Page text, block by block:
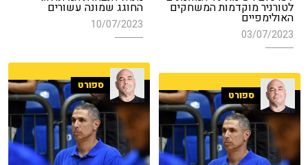
החוגג שמונה עשורים
10/07/2023
לטורניר מוקדמות המשחקים
האולימפיים
03/07/2023
ספורט
ספורט